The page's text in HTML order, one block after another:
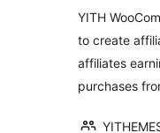
YITH
to create
affiliates
purchases